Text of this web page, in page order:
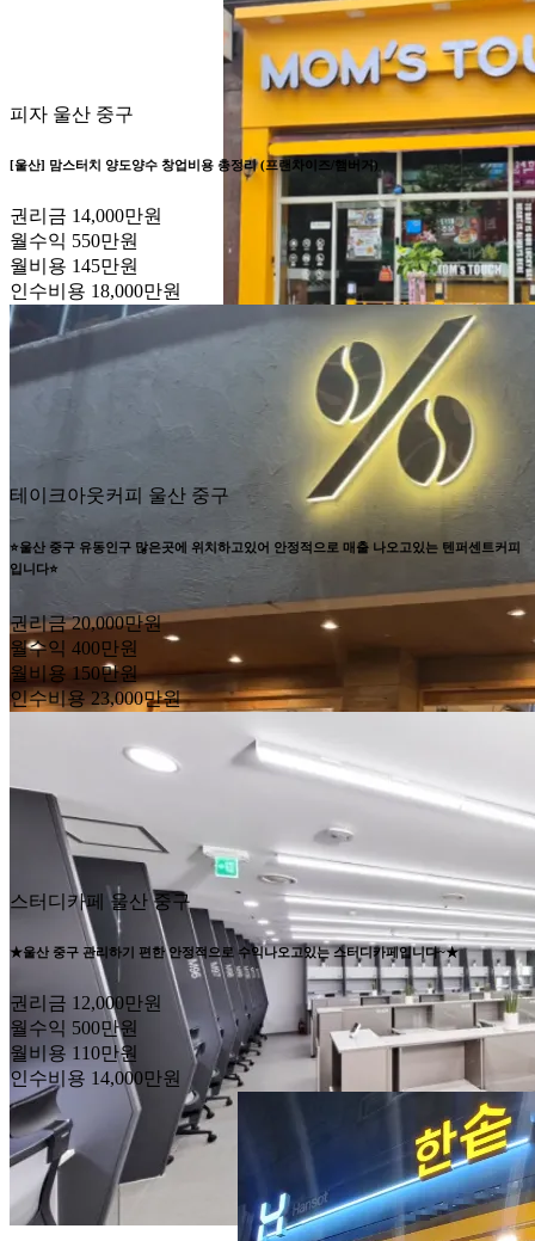
피자 울산 중구
[울산] 맘스터치 양도양수 창업비용 총정리 (프랜차이즈/햄버거)
권리금 14,000만원
월수익 550만원
월비용 145만원
인수비용 18,000만원
테이크아웃커피 울산 중구
⭐울산 중구 유동인구 많은곳에 위치하고있어 안정적으로 매출 나오고있는 텐퍼센트커피
입니다⭐
권리금 20,000만원
월수익 400만원
월비용 150만원
인수비용 23,000만원
스터디카페 울산 중구
★울산 중구 관리하기 편한 안정적으로 수익나오고있는 스터디카페입니다~★
권리금 12,000만원
월수익 500만원
월비용 110만원
인수비용 14,000만원